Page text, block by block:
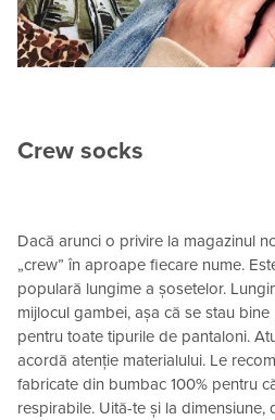
Crew socks
Dacă arunci o privire la magazinul
„crew” în aproape fiecare nume.
populară lungime a șosetelor.
mijlocul gambei, așa că se stau
pentru toate tipurile de pantaloni.
acordă atenție materialului. Le
fabricate din bumbac 100% pentru
respirabile. Uită-te și la dimensiune,